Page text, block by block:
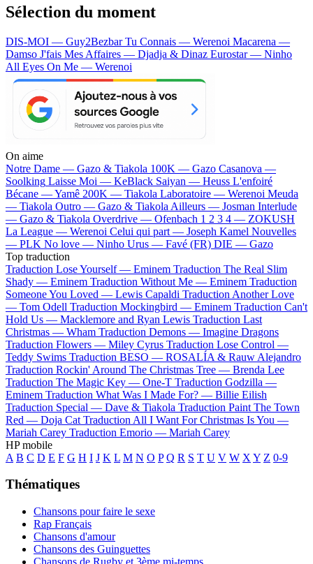
Sélection du moment
DIS-MOI — Guy2BezbarTu Connais — Werenoi Macarena —
Damso J'fais Mes Affaires — Djadja & Dinaz Eurostar — Ninho
All Eyes On Me — Werenoi
On aime
Notre Dame — Gazo & Tiakola 100K — Gazo Casanova —
Soolking Laisse Moi — KeBlack Saiyan — Heuss L'enfoiré
Bécane —Yamê 200K — Tiakola Laboratoire — Werenoi Meuda
— Tiakola Outro — Gazo & Tiakola Ailleurs — Josman Interlude
— Gazo & Tiakola Overdrive — Ofenbach 1 2 3 4 — ZOKUSH
La League — Werenoi Celui qui part — Joseph Kamel Nouvelles
— PLK No love — Ninho Urus — Favé (FR) DIE — Gazo
Top traduction
Traduction Lose Yourself — Eminem Traduction The Real Slim
Shady — Eminem Traduction Without Me — Eminem Traduction
Someone You Loved — Lewis Capaldi Traduction Another Love
— Tom Odell Traduction Mockingbird — Eminem Traduction Can't
Hold Us — Macklemore and Ryan Lewis Traduction Last
Christmas — Wham Traduction Demons — Imagine Dragons
Traduction Flowers — Miley Cyrus Traduction Lose Control —
Teddy Swims Traduction BESO — ROSALÍA & Rauw Alejandro
Traduction Rockin' Around The Christmas Tree — Brenda Lee
Traduction The Magic Key — One-T Traduction Godzilla —
Eminem Traduction What Was I Made For? — Billie Eilish
Traduction Special — Dave & Tiakola Traduction Paint The Town
Red — Doja Cat Traduction All I Want For Christmas Is You —
Mariah Carey Traduction Emorio — Mariah Carey
HP mobile
A B C D E F G H I J K L M N O P Q R S T U V W X Y Z 0-9
Thématiques
Chansons pour faire le sexe
Rap Français
Chansons d'amour
Chansons des Guinguettes
Chansons de Rugby et 3ème mi-temps